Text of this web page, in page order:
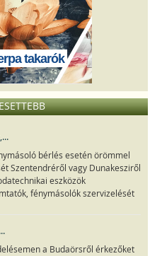
takarók
bérlés esetén örömmel
Szentendréről vagy Dunakesziről
eszközök
fénymásolók szervizelését
a Budaörsről érkezőket